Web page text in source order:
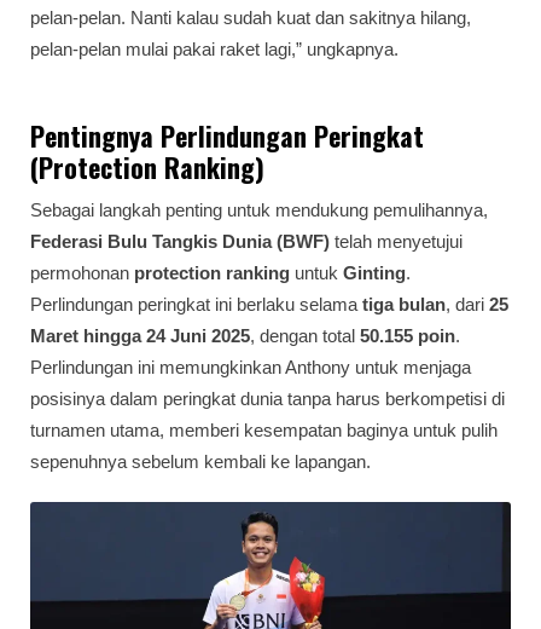
pelan-pelan. Nanti kalau sudah kuat dan sakitnya hilang,
pelan-pelan mulai pakai raket lagi,” ungkapnya.
Pentingnya Perlindungan Peringkat
(Protection Ranking)
Sebagai langkah penting untuk mendukung pemulihannya,
Federasi Bulu Tangkis Dunia (BWF) telah menyetujui
permohonan protection ranking untuk Ginting.
Perlindungan peringkat ini berlaku selama tiga bulan, dari 25
Maret hingga 24 Juni 2025, dengan total 50.155 poin.
Perlindungan ini memungkinkan Anthony untuk menjaga
posisinya dalam peringkat dunia tanpa harus berkompetisi di
turnamen utama, memberi kesempatan baginya untuk pulih
sepenuhnya sebelum kembali ke lapangan.